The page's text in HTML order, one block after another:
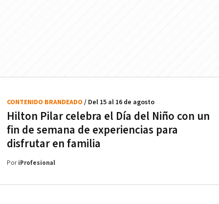
Hilton Pilar celebra el Día del Niño con un
fin de semana de experiencias para
disfrutar en familia
CONTENIDO BRANDEADO / Del 15 al 16 de agosto
PoriProfesional